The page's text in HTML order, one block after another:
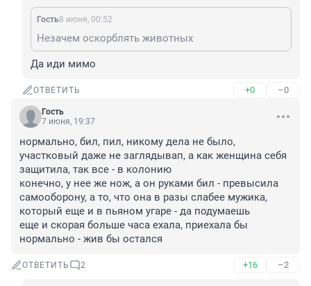
Гость8 июня, 00:52
Незачем оскорблять животных
Да иди мимо
ОТВЕТИТЬ +0 –0
Гость
7 июня, 19:37
нормально, бил, пил, никому дела не было,
участковый даже не заглядывап, а как женщина себя
защитила, так все - в колонию
конечно, у нее же нож, а он руками бил - превысила
самооборону, а то, что она в разы слабее мужика,
который еще и в пьяном угаре - да подумаешь
еще и скорая больше часа ехала, приехала бы
нормально - жив бы остался
ОТВЕТИТЬ 2 +16 –2